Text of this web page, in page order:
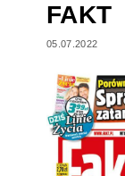
FAKT
05.07.2022